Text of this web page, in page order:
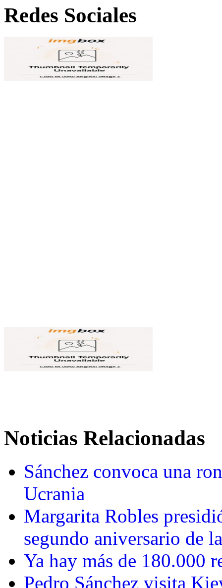
Redes Sociales
Noticias Relacionadas
Sánchez convoca una
Ucrania
Margarita Robles
segundo aniversario de
Ya hay más de 180.000
Pedro Sánchez visita